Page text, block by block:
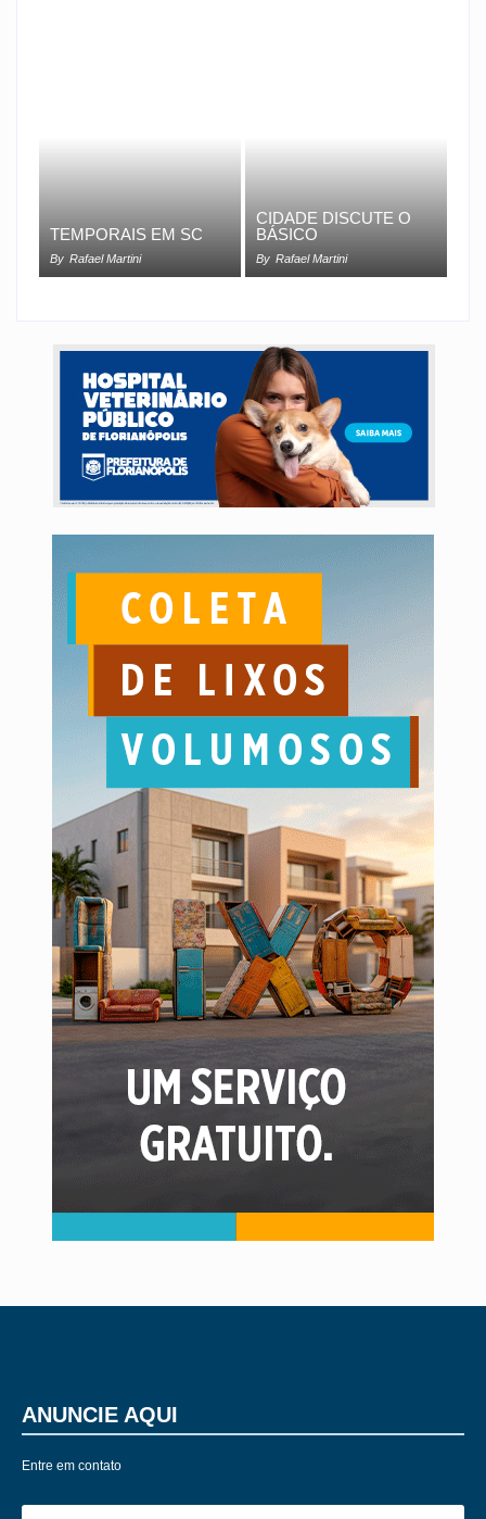
TEMPORAIS EM SC
By Rafael Martini
CIDADE DISCUTE O
BÁSICO
By Rafael Martini
ANUNCIE AQUI
Entre em contato